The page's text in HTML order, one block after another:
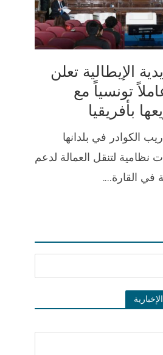
الإيطالية تعلن
14 عاملاً تونسياً مع
بأفريقيا
الكوادر في بلدانها
نظامية لتنقل العمالة لدعم
في القارة....